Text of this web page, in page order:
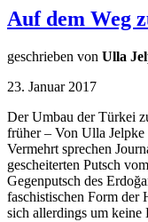
Auf dem Weg
geschrieben von Ulla
23. Januar 2017
Der Umbau der Türkei
früher – Von Ulla Jelpke
Vermehrt sprechen
gescheiterten Putsch
Gegenputsch des
faschistischen Form der
sich allerdings um